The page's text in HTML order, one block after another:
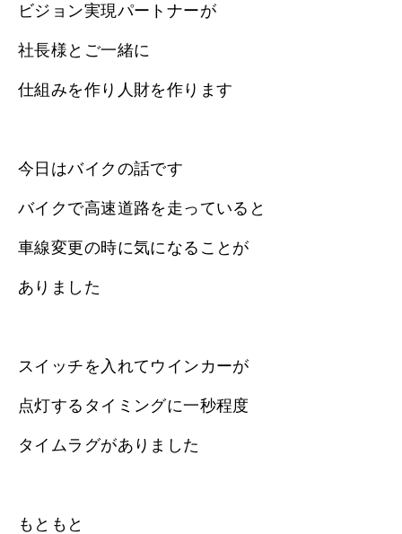
ビジョン実現パートナーが
社長様とご一緒に
仕組みを作り人財を作ります
今日はバイクの話です
バイクで高速道路を走っていると
車線変更の時に気になることが
ありました
スイッチを入れてウインカーが
点灯するタイミングに一秒程度
タイムラグがありました
もともと